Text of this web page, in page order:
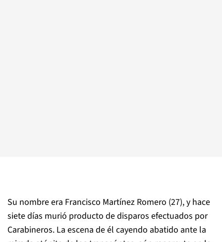
Su nombre era Francisco Martínez Romero (27), y hace
siete días murió producto de disparos efectuados por
Carabineros. La escena de él cayendo abatido ante la